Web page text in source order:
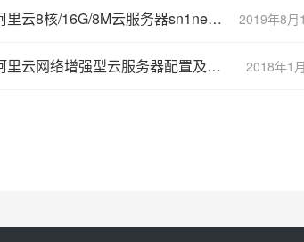
2019年8月
阿里云8核/16G/8M云服务器sn1ne实例优惠3年10000元
2018年1
阿里云网络增强型云服务器配置及价格表